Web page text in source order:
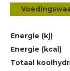
Energie (kj)
Energie (kcal)
Totaal